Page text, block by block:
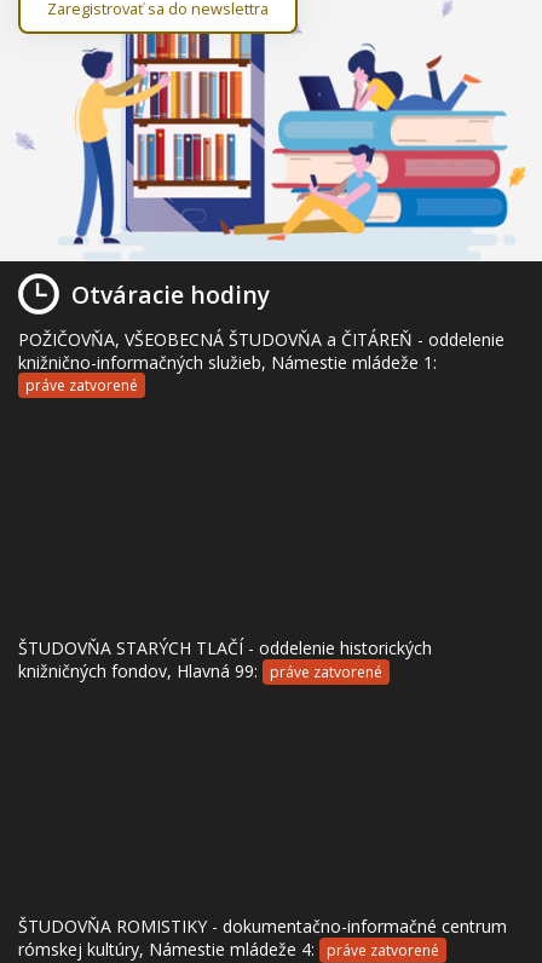
Zaregistrovať sa do newslettra
Otváracie hodiny
POŽIČOVŇA, VŠEOBECNÁ ŠTUDOVŇA a ČITÁREŇ - oddelenie
knižnično-informačných služieb, Námestie mládeže 1:
práve zatvorené
ŠTUDOVŇA STARÝCH TLAČÍ - oddelenie historických
knižničných fondov, Hlavná 99:
práve zatvorené
ŠTUDOVŇA ROMISTIKY - dokumentačno-informačné centrum
rómskej kultúry, Námestie mládeže 4:
práve zatvorené